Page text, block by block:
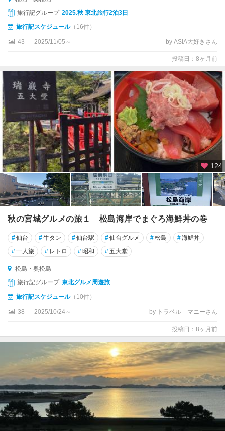
旅行記グループ 2025.秋 東北旅行2泊3日
旅行記スケジュール（16件）
43 2025/11/05～ by ASIA大好きさん
投稿日：8ヶ月前
124
秋の宮城グルメの旅１ 松島海岸でまぐろ海鮮丼の巻
#仙台 #牛タン #仙台駅 #仙台グルメ #松島 #海鮮丼
#一人旅 # レトロ # 昭和 #五大堂
松島・奥松島
旅行記グループ 東北グルメ周遊旅
旅行記スケジュール（10件）
38 2025/10/24～ by トラベル マニーさん
投稿日：8ヶ月前